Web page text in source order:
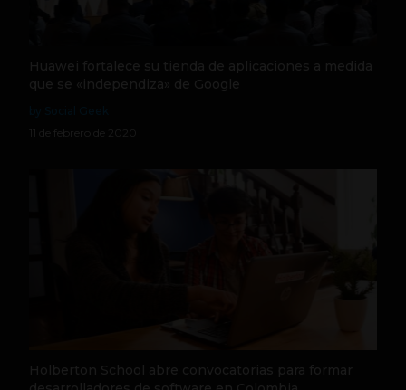
Huawei fortalece su tienda de aplicaciones a medida
que se «independiza» de Google
11 de febrero de 2020
Holberton School abre convocatorias para formar